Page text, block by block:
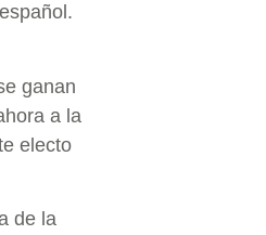
ganan
a la
electo
de la